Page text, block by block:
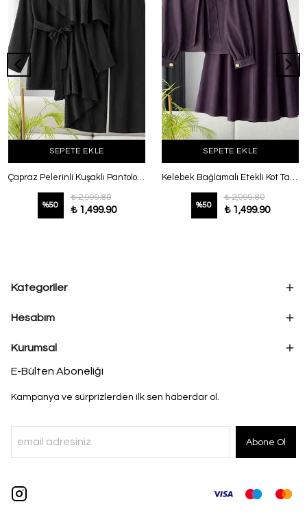
SEPETE EKLE
Çapraz Pelerinli Kuşaklı Pantolonlu Takım Siyah
%50
₺ 2,999.80
₺ 1,499.90
SEPETE EKLE
Kelebek Bağlamalı Etekli Kot Takım Mor
%50
₺ 2,999.80
₺ 1,499.90
Kategoriler
Hesabım
Kurumsal
E-Bülten Aboneliği
Kampanya ve sürprizlerden ilk sen haberdar ol.
Abone Ol